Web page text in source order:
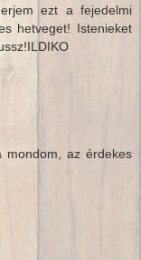
ezt a fejedelmi
hetveget! Istenieket
mondom, az érdekes